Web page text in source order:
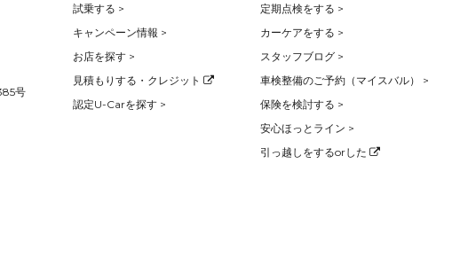
号
試乗する >
キャンペーン情報 >
お店を探す >
見積もりする・クレジット
認定U-Carを探す >
定期点検をする >
カーケアをする >
スタッフブログ >
車検整備のご予約（マイスバル） >
保険を検討する >
安心ほっとライン >
引っ越しをするorした